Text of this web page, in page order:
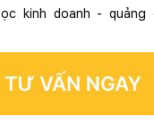
kinh doanh - quảng